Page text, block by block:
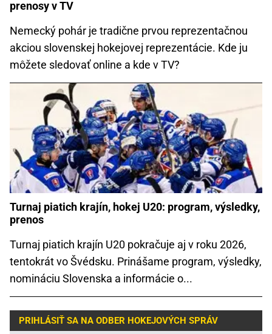
prenosy v TV
Nemecký pohár je tradične prvou reprezentačnou
akciou slovenskej hokejovej reprezentácie. Kde ju
môžete sledovať online a kde v TV?
Turnaj piatich krajín, hokej U20: program, výsledky,
prenos
Turnaj piatich krajín U20 pokračuje aj v roku 2026,
tentokrát vo Švédsku. Prinášame program, výsledky,
nomináciu Slovenska a informácie o...
PRIHLÁSIŤ SA NA ODBER HOKEJOVÝCH SPRÁV